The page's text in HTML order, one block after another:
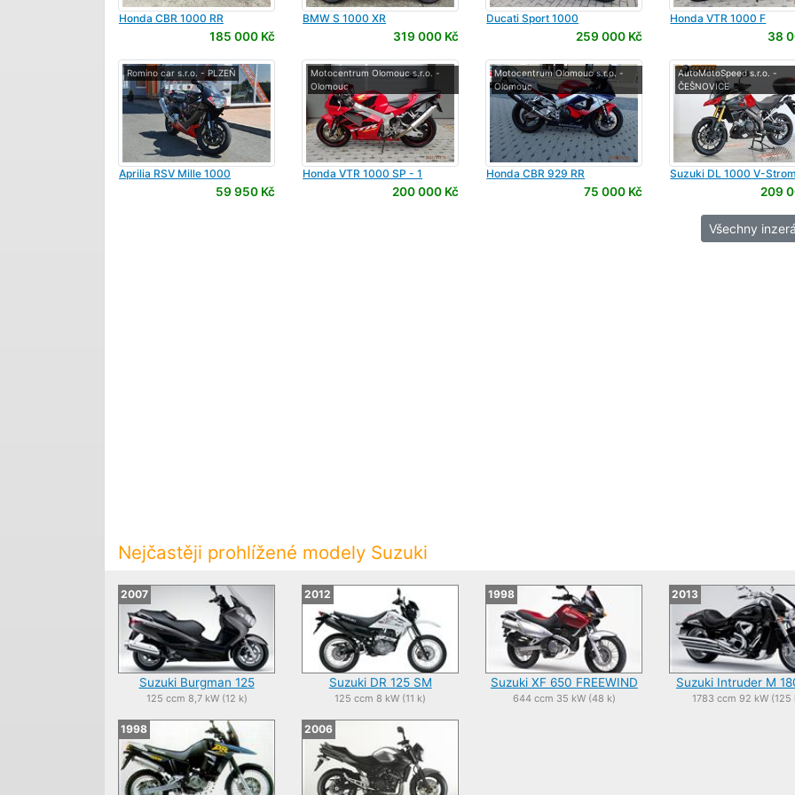
Honda CBR 1000 RR
185 000 Kč
BMW S 1000 XR
319 000 Kč
Ducati Sport 1000
259 000 Kč
Honda VTR 1000 F
38
Romino car s.r.o. - PLZEŇ
Aprilia RSV Mille 1000
59 950 Kč
Motocentrum Olomouc s.r.o. -
Olomouc
Honda VTR 1000 SP - 1
200 000 Kč
Motocentrum Olomouc s.r.o. -
Olomouc
Honda CBR 929 RR
75 000 Kč
AutoMotoSpeed s.r.o. -
ČEŠNOVICE
Suzuki DL 1000 V-Strom
209
Všechny
Nejčastěji prohlížené modely Suzuki
2007
Suzuki Burgman 125
125 ccm 8,7 kW (12 k)
2012
Suzuki DR 125 SM
125 ccm 8 kW (11 k)
1998
Suzuki XF 650 FREEWIND
644 ccm 35 kW (48 k)
2013
Suzuki Intruder M
1783 ccm 92 kW (125
1998 2006